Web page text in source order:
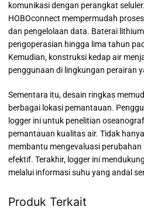
komunikasi dengan perangkat
HOBOconnect mempermudah
dan pengelolaan data. Baterai
pengoperasian hingga lima tahun
Kemudian, konstruksi kedap air
penggunaan di lingkungan perairan
Sementara itu, desain ringkas
berbagai lokasi pemantauan.
logger ini untuk penelitian
pemantauan kualitas air. Tidak
membantu mengevaluasi
efektif. Terakhir, logger ini
melalui informasi suhu yang andal
Produk Terkait